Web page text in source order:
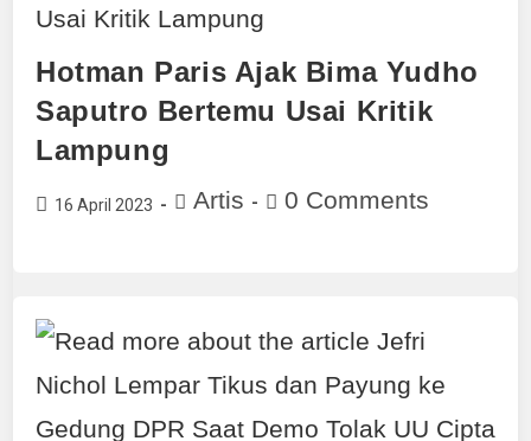
Hotman Paris Ajak Bima Yudho
Saputro Bertemu Usai Kritik
Lampung
16 April 2023 Artis 0 Comments